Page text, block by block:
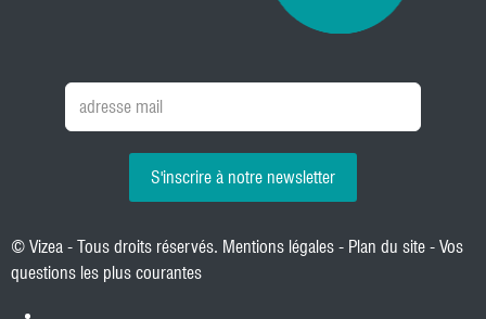
S'inscrire à notre newsletter
© Vizea - Tous droits réservés. Mentions légales - Plan du site - Vos
questions les plus courantes